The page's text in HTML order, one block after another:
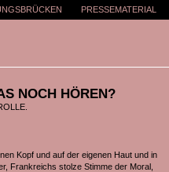
PRESSEMATERIAL
NOCH HÖREN?
Kopf und auf der eigenen Haut und in
Frankreichs stolze Stimme der Moral,